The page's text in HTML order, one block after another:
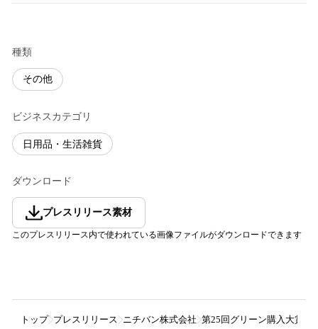
種類
その他
ビジネスカテゴリ
日用品・生活雑貨
ダウンロード
プレスリリース素材
このプレスリリース内で使われている画像ファイルがダウンロードできます
トップ プレスリリース ニチバン株式会社 第25回グリーン購入大賞に